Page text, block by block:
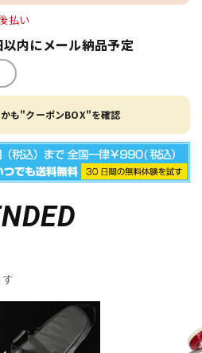
払い
内にメール納品予定
も"クーポンBOX"を確認